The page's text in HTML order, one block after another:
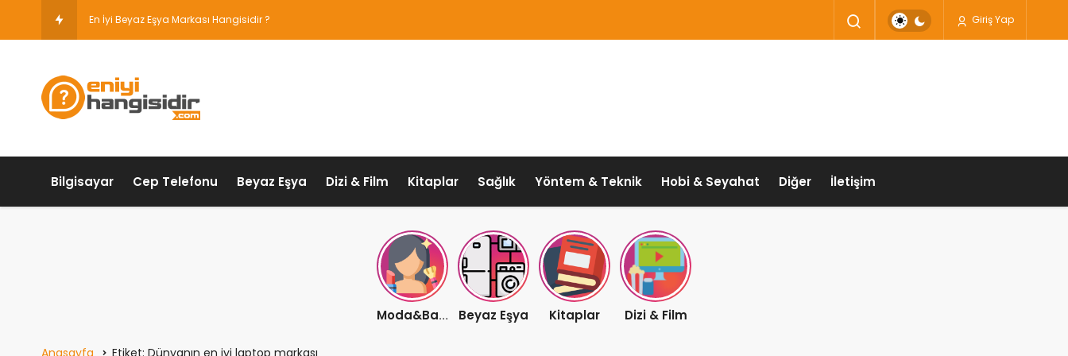
En İyi Beyaz Eşya Markası Hangisidir ? Giriş Yap
Bilgisayar Cep Telefonu Beyaz Eşya Dizi & Film Kitaplar Sağlık Yöntem & Teknik Hobi & Seyahat Diğer İletişim
Moda&Bakım Beyaz Eşya Kitaplar Dizi & Film
Anasayfa Etiket: Dünyanın en iyi laptop markası